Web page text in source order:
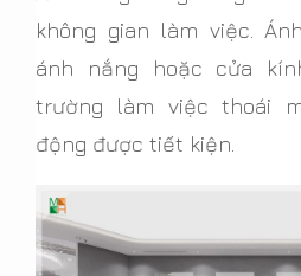
không gian làm việc.
ánh nắng hoặc cửa
trường làm việc thoái
động được tiết kiện.